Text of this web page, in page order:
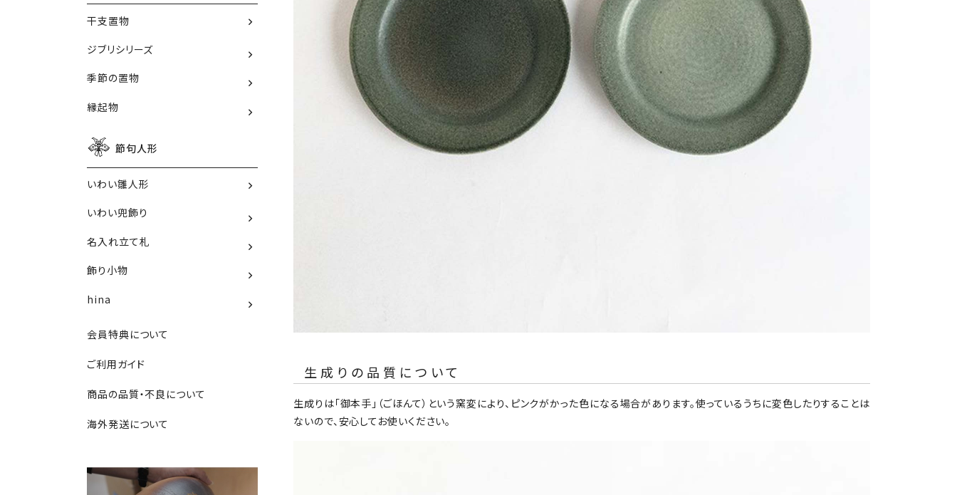
干支置物
ジブリシリーズ
季節の置物
縁起物
節句人形
いわい雛人形
いわい兜飾り
名入れ立て札
飾り小物
hina
会員特典について
ご利用ガイド
商品の品質・不良について
海外発送について
生成りの品質について
生成りは「御本手」（ごほんて）という窯変により、ピンクがかった色になる場合があります。使っているうちに変色したりすることは
ないので、安心してお使いください。